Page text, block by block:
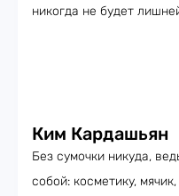
никогда не будет
Ким Кардашьян
Без сумочки никуда,
собой: косметику,